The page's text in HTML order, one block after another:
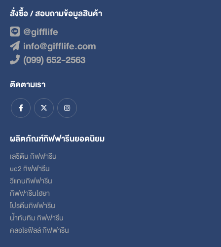
chosen
on
the
product
page
สั่งซื้อ / สอบถามข้อมูลสินค้า
@gifflife
info@gifflife.com
(099) 652-2563
ติดตามเรา
ผลิตภัณฑ์กิฟฟารีนยอดนิยม
เลซิติน กิฟฟารีน
uc2 กิฟฟารีน
วีแกนกิฟฟารีน
กิฟฟารีนไฮยา
โปรตีนกิฟฟารีน
น้ำทับทิม กิฟฟารีน
คลอโรฟิลล์ กิฟฟารีน